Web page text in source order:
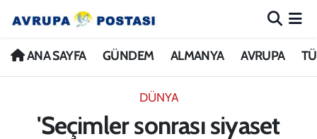
ANA SAYFA GÜNDEM ALMANYA AVRUPA
DÜNYA
'Seçimler sonrası siyaset
ANA SAYFA
ALMANYA
Nöbetçi Eczaneler
İstanbul Namaz Vakitleri